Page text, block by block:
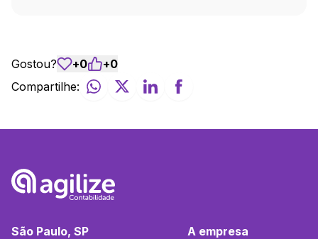
Gostou? +0 +0
Compartilhe:
São Paulo, SP A empresa